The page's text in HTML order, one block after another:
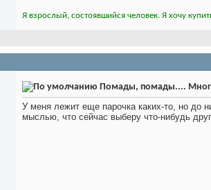
Я взрослый, состоявшийся человек. Я хочу
Помады, помады....
У меня лежит еще парочка каких-то, но до
мыслью, что сейчас выберу что-нибудь